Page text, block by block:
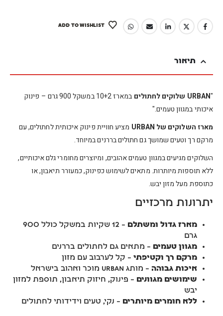
ADD TO WISHLIST
תיאור
"URBAN שלוקים לחתולים
במארז 10+2 במשקל 900 גרם – פינוק
איכותי במגוון טעמים."
מארז השלוקים של URBAN
מציע חוויית פינוק איכותית לחתולים, עם
מרקם רך וטעים שמושך גם חתולים בררנים במיוחד.
השלוקים מגיעים במגוון טעמים אהובים, ומיוצרים מחומרי גלם איכותיים,
ללא תוספות מיותרות. מתאים לשימוש כפינוק, כמעורר תיאבון, או
כתוספת מעל מזון יבש.
יתרונות מרכזיים
מארז גדול ומשתלם
– 12 שקיות במשקל כולל 900
גרם
מגוון טעמים – מתאים גם לחתולים בררנים
מרקם רך וקטיפתי – קל לערבוב עם מזון
איכות גבוהה – מותג URBAN מוכר ואהוב בישראל
שימושים מגוונים – פינוק, חיזוק תיאבון, תוספת למזון
יבש
ללא חומרים מיותרים – נקי, טעים וידידותי לחתולים